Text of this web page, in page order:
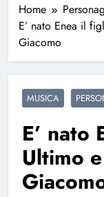
Home
E’ nato Enea il
Giacomo
MUSICA
E’ nato
Ultimo